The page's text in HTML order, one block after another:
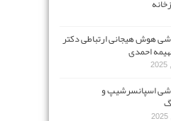
هوش هیجانی ارتباطی دکتر
احمدی
اسپانسرشیپ و